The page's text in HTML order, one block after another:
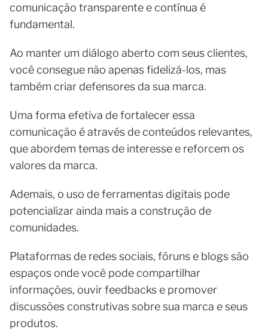
comunicação transparente e contínua é
fundamental.
Ao manter um diálogo aberto com seus clientes,
você consegue não apenas fidelizá-los, mas
também criar defensores da sua marca.
Uma forma efetiva de fortalecer essa
comunicação é através de conteúdos relevantes,
que abordem temas de interesse e reforcem os
valores da marca.
Ademais, o uso de ferramentas digitais pode
potencializar ainda mais a construção de
comunidades.
Plataformas de redes sociais, fóruns e blogs são
espaços onde você pode compartilhar
informações, ouvir feedbacks e promover
discussões construtivas sobre sua marca e seus
produtos.